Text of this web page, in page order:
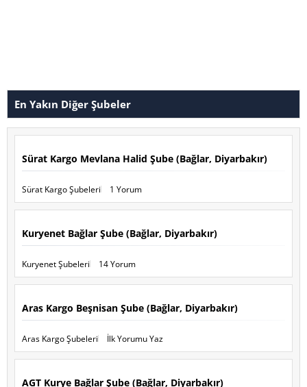
En Yakın Diğer Şubeler
Sürat Kargo Mevlana Halid Şube (Bağlar, Diyarbakır)
Sürat Kargo Şubeleri 1 Yorum
Kuryenet Bağlar Şube (Bağlar, Diyarbakır)
Kuryenet Şubeleri 14 Yorum
Aras Kargo Beşnisan Şube (Bağlar, Diyarbakır)
Aras Kargo Şubeleri İlk Yorumu Yaz
AGT Kurye Bağlar Şube (Bağlar, Diyarbakır)